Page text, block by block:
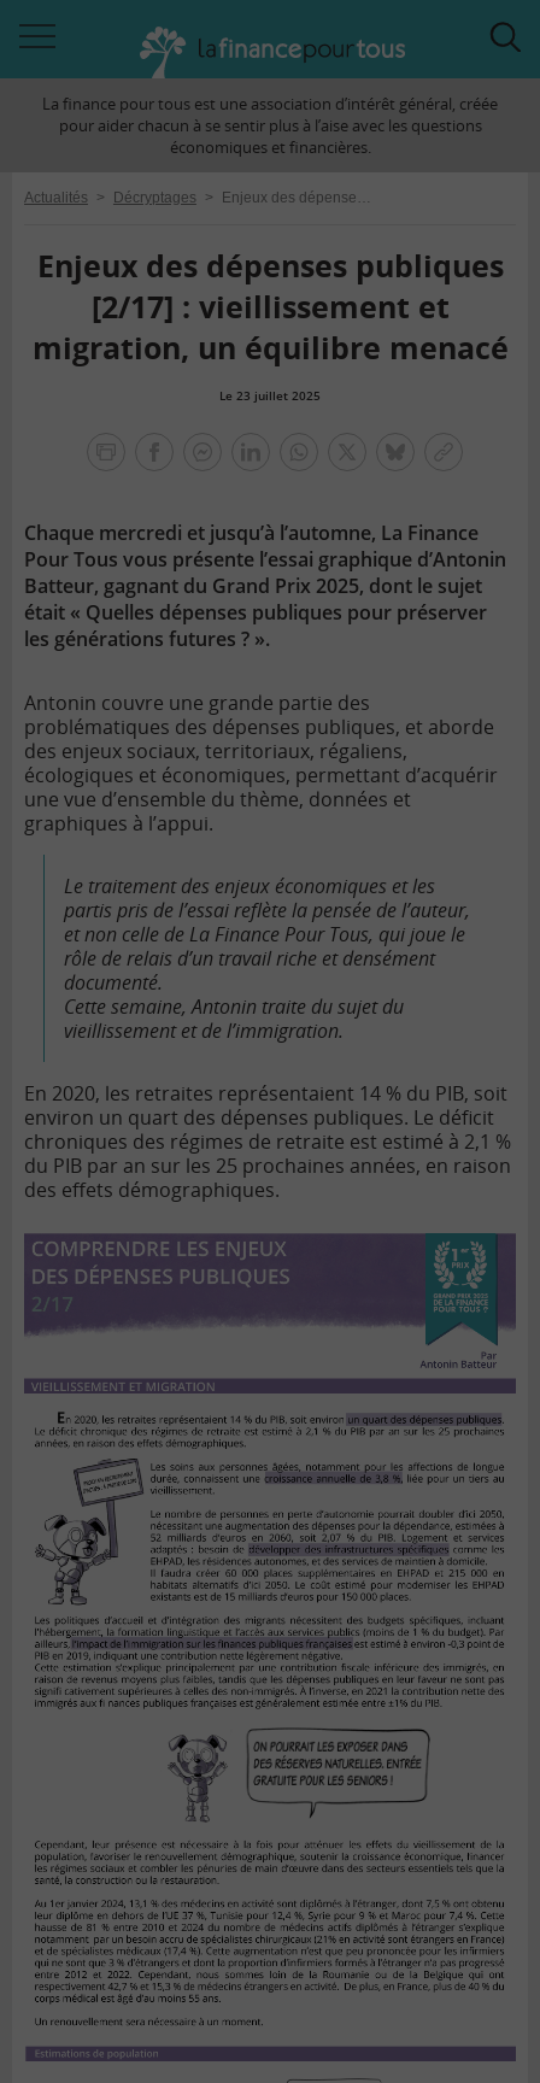
àLa finance pour tous est une association d’intérêt général, créée
pour aider chacun à se sentir plus à l’aise avec les questions
économiques et financières.
Actualités > Décryptages > Enjeux des dépenses publiques [2/17] : vieillissement et migration, un équilibre menacé
Enjeux des dépenses publiques
[2/17] : vieillissement et
migration, un équilibre menacé
Le 23 juillet 2025
Chaque mercredi et jusqu’à l’automne, La Finance
Pour Tous vous présente l’essai graphique d’Antonin
Batteur, gagnant du Grand Prix 2025, dont le sujet
était « Quelles dépenses publiques pour préserver
les générations futures ? ».
Antonin couvre une grande partie des
problématiques des dépenses publiques, et aborde
des enjeux sociaux, territoriaux, régaliens,
écologiques et économiques, permettant d’acquérir
une vue d’ensemble du thème, données et
graphiques à l’appui.
Le traitement des enjeux économiques et les
partis pris de l’essai reflète la pensée de l’auteur,
et non celle de La Finance Pour Tous, qui joue le
rôle de relais d’un travail riche et densément
documenté.
Cette semaine, Antonin traite du sujet du
vieillissement et de l’immigration.
En 2020, les retraites représentaient 14 % du PIB, soit
environ un quart des dépenses publiques. Le déficit
chroniques des régimes de retraite est estimé à 2,1 %
du PIB par an sur les 25 prochaines années, en raison
des effets démographiques.